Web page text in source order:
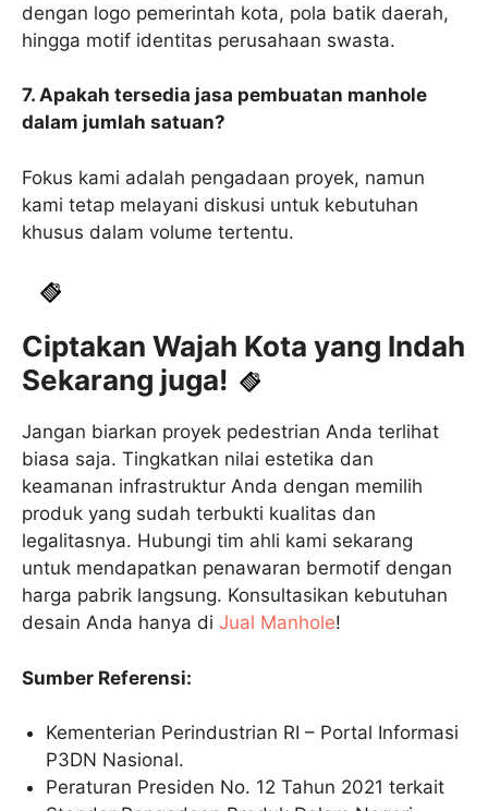
dengan logo pemerintah kota, pola batik daerah,
hingga motif identitas perusahaan swasta.
7. Apakah tersedia jasa pembuatan manhole
dalam jumlah satuan?
Fokus kami adalah pengadaan proyek, namun
kami tetap melayani diskusi untuk kebutuhan
khusus dalam volume tertentu.
Ciptakan Wajah Kota yang Indah
Sekarang juga!
Jangan biarkan proyek pedestrian Anda terlihat
biasa saja. Tingkatkan nilai estetika dan
keamanan infrastruktur Anda dengan memilih
produk yang sudah terbukti kualitas dan
legalitasnya. Hubungi tim ahli kami sekarang
untuk mendapatkan penawaran bermotif dengan
harga pabrik langsung. Konsultasikan kebutuhan
desain Anda hanya di Jual Manhole!
Sumber Referensi:
Kementerian Perindustrian RI – Portal Informasi
P3DN Nasional.
Peraturan Presiden No. 12 Tahun 2021 terkait